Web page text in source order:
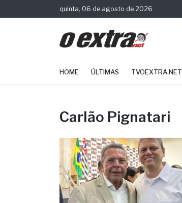
quinta, 06 de agosto de 2026
HOME ÚLTIMAS TVOEXTRA.NET
Carlão Pignatari